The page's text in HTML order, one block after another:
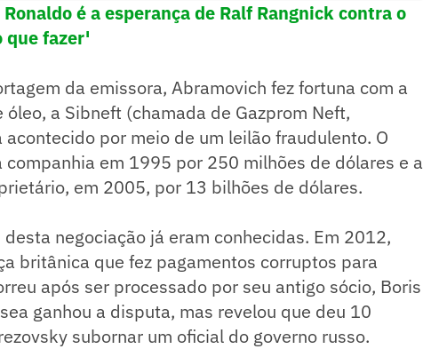
é a esperança de Ralf Rangnick contra o
que fazer'
da emissora, Abramovich fez fortuna com a
a Sibneft (chamada de Gazprom Neft,
por meio de um leilão fraudulento. O
em 1995 por 250 milhões de dólares e a
em 2005, por 13 bilhões de dólares.
negociação já eram conhecidas. Em 2012,
britânica que fez pagamentos corruptos para
após ser processado por seu antigo sócio, Boris
ganhou a disputa, mas revelou que deu 10
subornar um oficial do governo russo.